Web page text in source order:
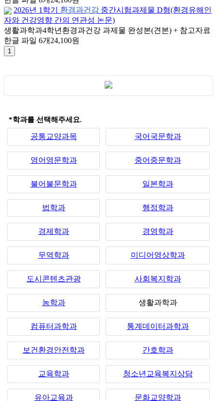
2026년 1학기
환경과건강 중간시험과제물 D형(환경유해인
자와 건강영향 간의 연관성 논문)
생활과학과4학년 환경과건강 과제물 완성본(견본) + 참고자료
한글 파일 6개 24,100원
*학과를 선택해주세요.
공통교양과목 국어국문학과
영어영문학과 중어중문학과
불어불문학과 일본학과
법학과 행정학과
경제학과 경영학과
무역학과 미디어영상학과
도시콘텐츠관광 사회복지학과
농학과 생활과학과
컴퓨터과학과 통계데이터과학과
보건환경안전학과 간호학과
교육학과 청소년교육복지상담
유아교육과 문화교양학과